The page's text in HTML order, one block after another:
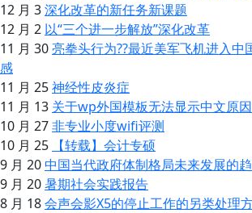
12 月 3深化改革的新任务新课题
12 月 2 以“三个进一步解放”深化改革
11 月 30亮拳头行为??最近美军飞机进入中
感
11 月 25神经性皮炎症
11 月 13 关于wp外国模板无法显示中文原
10 月 27非专业小度wifi评测
10 月 25
【转载】会计专硕
9 月 20中国当代政府体制格局未来发展的
9 月 20暑期社会实践报告
8 月 18会声会影X5的停止工作的另类处理